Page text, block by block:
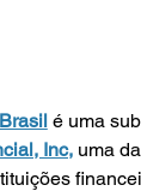
é uma
Inc, uma